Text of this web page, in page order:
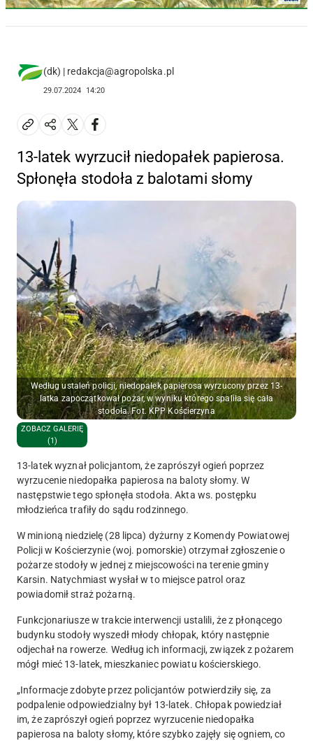
(dk) | redakcja@agropolska.pl
29.07.2024 14:20
13-latek wyrzucił niedopałek papierosa.
Spłonęła stodoła z balotami słomy
Według ustaleń policji, niedopałek papierosa wyrzucony przez 13-
latka zapoczątkował pożar, w wyniku którego spaliła się cała
stodoła. Fot. KPP Kościerzyna
ZOBACZ GALERIĘ
(1)
13-latek wyznał policjantom, że zaprószył ogień poprzez
wyrzucenie niedopałka papierosa na baloty słomy. W
następstwie tego spłonęła stodoła. Akta ws. postępku
młodzieńca trafiły do sądu rodzinnego.
W minioną niedzielę (28 lipca) dyżurny z Komendy Powiatowej
Policji w Kościerzynie (woj. pomorskie) otrzymał zgłoszenie o
pożarze stodoły w jednej z miejscowości na terenie gminy
Karsin. Natychmiast wysłał w to miejsce patrol oraz
powiadomił straż pożarną.
Funkcjonariusze w trakcie interwencji ustalili, że z płonącego
budynku stodoły wyszedł młody chłopak, który następnie
odjechał na rowerze. Według ich informacji, związek z pożarem
mógł mieć 13-latek, mieszkaniec powiatu kościerskiego.
„Informacje zdobyte przez policjantów potwierdziły się, za
podpalenie odpowiedzialny był 13-latek. Chłopak powiedział
im, że zaprószył ogień poprzez wyrzucenie niedopałka
papierosa na baloty słomy, które szybko zajęły się ogniem, co